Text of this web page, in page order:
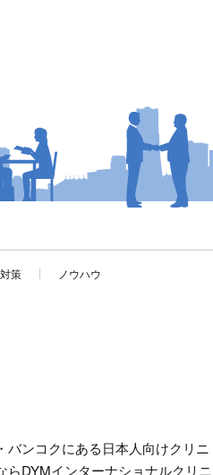
策
ノウハウ
バンコクにある日本人向けクリニ
らDYMインターナショナルクリニ